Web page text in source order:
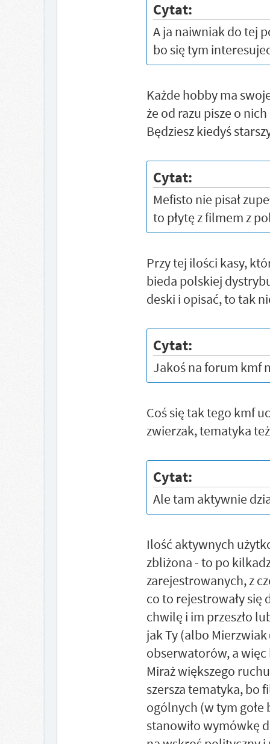
Cytat:
A ja naiwniak do tej
bo się tym
Każde hobby ma
że od razu pisze o
Będziesz kiedyś
Cytat:
Mefisto nie pisał
to płytę z filmem z
Przy tej ilości kasy,
bieda polskiej
deski i opisać, to tak
Cytat:
Jakoś na forum kmf
Coś się tak tego kmf
zwierzak, tematyka
Cytat:
Ale tam aktywnie
Ilość aktywnych
zbliżona - to po
zarejestrowanych, z
co to rejestrowały
chwilę i im przeszło
jak Ty (albo Mierzwiak
obserwatorów, a więc
Miraż większego
szersza tematyka, bo
ogólnych (w tym gołe
stanowiło wymówkę